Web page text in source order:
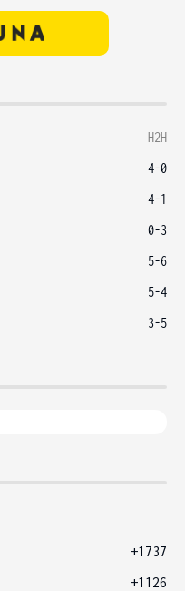
H2H
4-0
4-1
0-3
5-6
5-4
3-5
+1737
+1126